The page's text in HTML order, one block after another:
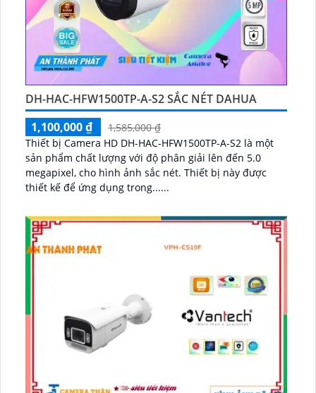
DH-HAC-HFW1500TP-A-S2 SẮC NÉT DAHUA
1,100,000 ₫
1,585,000 ₫
Thiết bị Camera HD DH-HAC-HFW1500TP-A-S2 là một
sản phẩm chất lượng với độ phân giải lên đến 5.0
megapixel, cho hình ảnh sắc nét. Thiết bị này được
thiết kế để ứng dụng trong......